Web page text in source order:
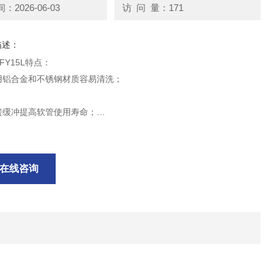
：2026-06-03 访 问 量：171
：
特点：
合金和不锈钢材质容易清洗；
冲提高软管使用寿命；
线咨询